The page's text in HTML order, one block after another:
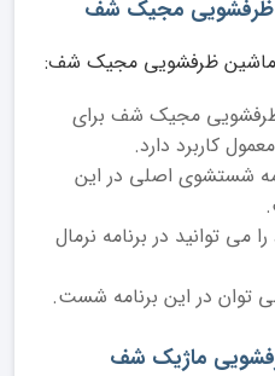
ظرفشویی مجیک شف برای
کاربرد دارد.
شستشوی اصلی در این
می توانید در برنامه نرمال
توان در این برنامه شست.